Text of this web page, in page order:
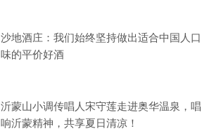
沙地酒庄：我们始终坚持做出适合中国人口
味的平价好酒
沂蒙山小调传唱人宋守莲走进奥华温泉，唱
响沂蒙精神，共享夏日清凉！